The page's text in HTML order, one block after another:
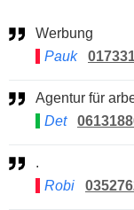
Werbung
Pauk
Agentur für
Det
.
Robi